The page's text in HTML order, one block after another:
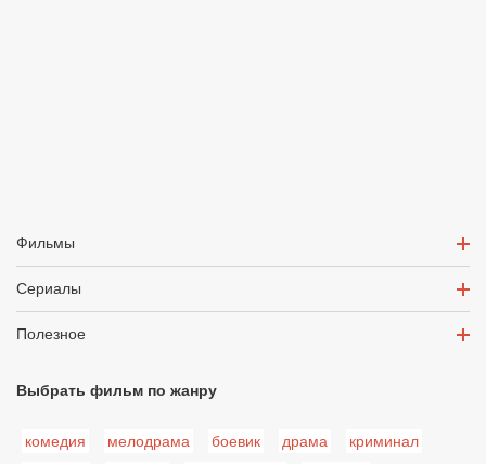
Фильмы
Сериалы
Полезное
Выбрать фильм по жанру
комедия мелодрама боевик драма криминал